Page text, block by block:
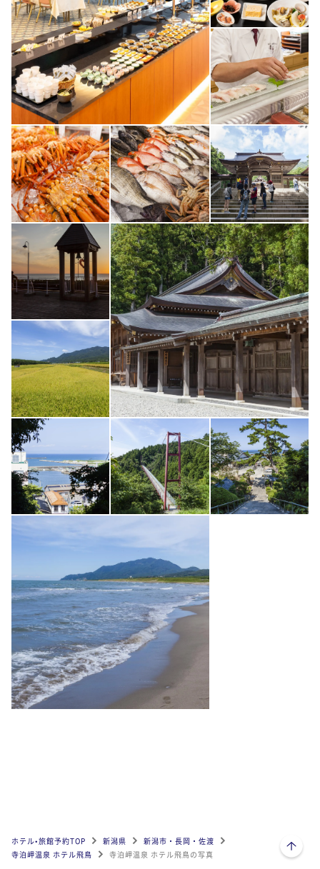
ホテル•旅館予約TOP 新潟県
新潟市・長岡・佐渡
寺泊岬温泉 ホテル飛鳥
寺泊岬温泉 ホテル飛鳥の写真
ページトップへ